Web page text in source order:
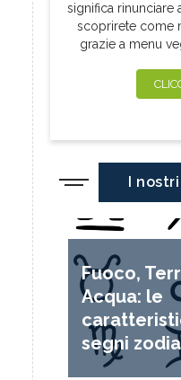
significa rinunciare
scoprirete come
grazie a menu
I
Fuoco,
Acqua: le
segni